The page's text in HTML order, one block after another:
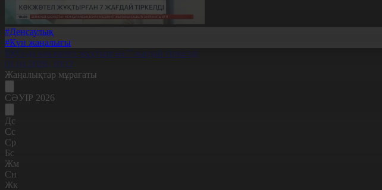
#Денсаулық
#Күн жаңалығы
БҚО-да көкжөтел жұқтырған 7 жағдай тіркелді
01.04.2026, 10:12
Жаңалықтар мұрағаты
СӘУІР 2026
Дс
Сс
Ср
Бс
Жм
Сн
Жк